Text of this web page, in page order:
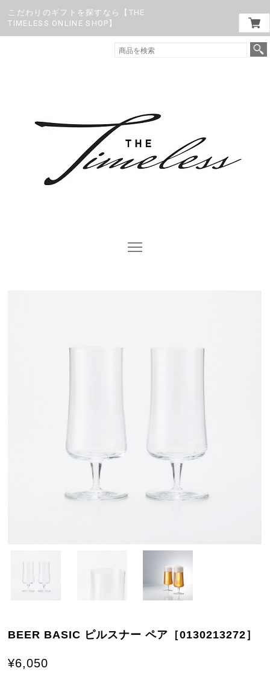
こだわりのギフトを探すなら【THE
TIMELESS ONLINE SHOP】
BEER BASIC ピルスナー ペア［0130213272］
¥6,050